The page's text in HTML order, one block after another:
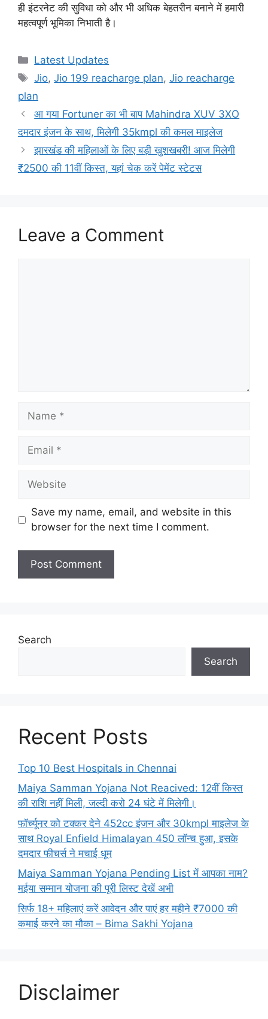
ही इंटरनेट की सुविधा को और भी अधिक बेहतरीन बनाने में हमारी
महत्वपूर्ण भूमिका निभाती है।
Categories
Latest Updates
Tags
Jio,Jio 199 reacharge plan,Jio reacharge
plan
आ गया Fortuner का भी बाप Mahindra XUV 3XO
दमदार इंजन के साथ, मिलेगी 35kmpl की कमल माइलेज
झारखंड की महिलाओं के लिए बड़ी खुशखबरी! आज मिलेगी
₹2500 की 11वीं किस्त, यहां चेक करें पेमेंट स्टेटस
Leave a Comment
Name
Email
Website
Save my name, email, and website in this
browser for the next time I comment.
Search
Search
Recent Posts
Top 10 Best Hospitals in Chennai
Maiya Samman Yojana Not Reacived: 12वीं किस्त
की राशि नहीं मिली, जल्दी करो 24 घंटे में मिलेगी।
फॉर्च्यूनर को टक्कर देने 452cc इंजन और 30kmpl माइलेज के
साथ Royal Enfield Himalayan 450 लॉन्च हुआ, इसके
दमदार फीचर्स ने मचाई धूम
Maiya Samman Yojana Pending List में आपका नाम?
मईया सम्मान योजना की पूरी लिस्ट देखें अभी
सिर्फ 18+ महिलाएं करें आवेदन और पाएं हर महीने ₹7000 की
कमाई करने का मौका – Bima Sakhi Yojana
Disclaimer